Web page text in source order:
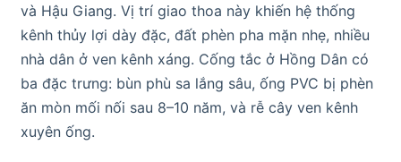
và Hậu Giang. Vị trí giao thoa này khiến hệ thống
kênh thủy lợi dày đặc, đất phèn pha mặn nhẹ, nhiều
nhà dân ở ven kênh xáng. Cống tắc ở Hồng Dân có
ba đặc trưng: bùn phù sa lắng sâu, ống PVC bị phèn
ăn mòn mối nối sau 8–10 năm, và rễ cây ven kênh
xuyên ống.